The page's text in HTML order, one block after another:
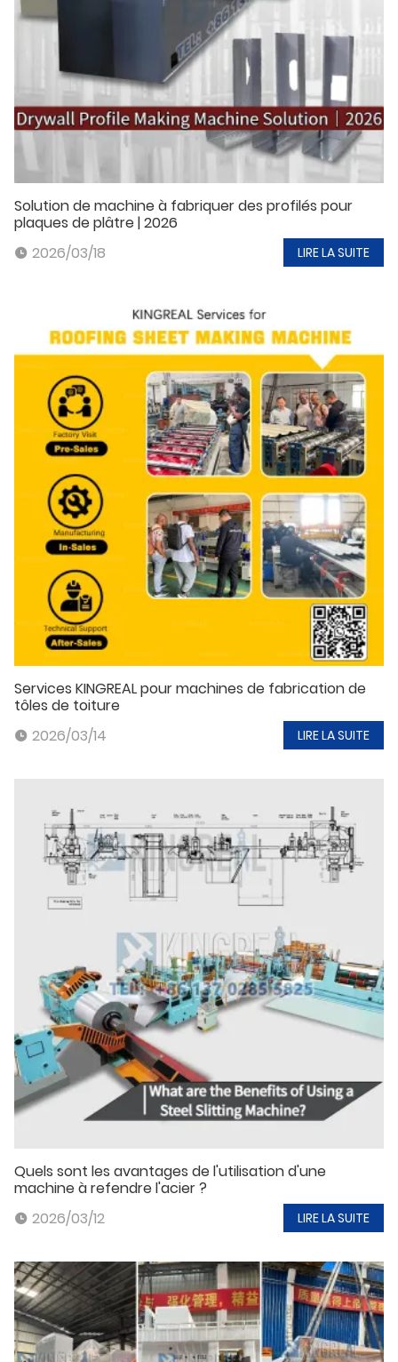
Solution de machine à fabriquer des profilés pour
plaques de plâtre | 2026
2026/03/18
LIRE LA SUITE
Services KINGREAL pour machines de fabrication de
tôles de toiture
2026/03/14
LIRE LA SUITE
Quels sont les avantages de l'utilisation d'une
machine à refendre l'acier ?
2026/03/12
LIRE LA SUITE